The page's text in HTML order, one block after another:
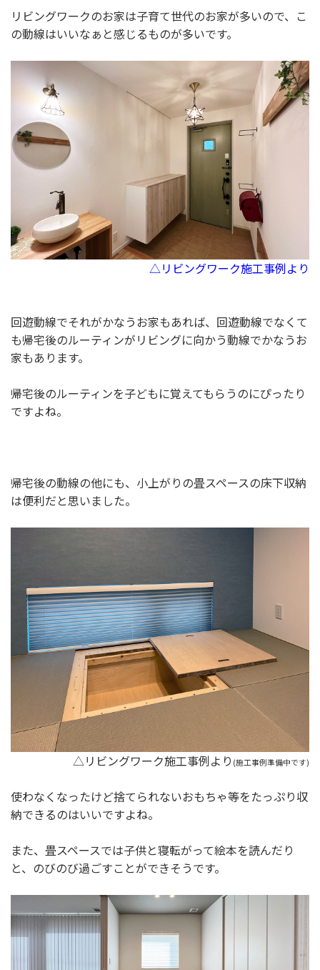
リビングワークのお家は子育て世代のお家が多いので、こ
の動線はいいなぁと感じるものが多いです。
△リビングワーク施工事例より
回遊動線でそれがかなうお家もあれば、回遊動線でなくて
も帰宅後のルーティンがリビングに向かう動線でかなうお
家もあります。
帰宅後のルーティンを子どもに覚えてもらうのにぴったり
ですよね。
帰宅後の動線の他にも、小上がりの畳スペースの床下収納
は便利だと思いました。
△リビングワーク施工事例より (施工事例準備中です)
使わなくなったけど捨てられないおもちゃ等をたっぷり収
納できるのはいいですよね。
また、畳スペースでは子供と寝転がって絵本を読んだり
と、のびのび過ごすことができそうです。